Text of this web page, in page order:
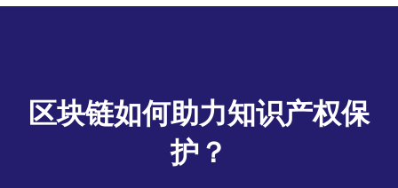
区块链如何助力知识产权保
护？